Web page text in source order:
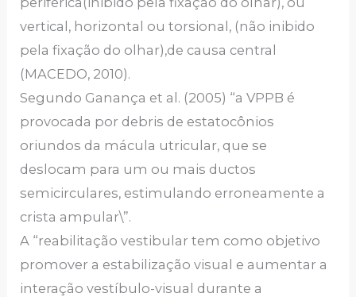
vertical, horizontal ou torsional, (não inibido
pela fixação do olhar),de causa central
(MACEDO, 2010).
Segundo Ganança et al. (2005) “a VPPB é
provocada por debris de estatocônios
oriundos da mácula utricular, que se
deslocam para um ou mais ductos
semicirculares, estimulando erroneamente a
crista ampular\”.
A “reabilitação vestibular tem como objetivo
promover a estabilização visual e aumentar a
interação vestíbulo-visual durante a